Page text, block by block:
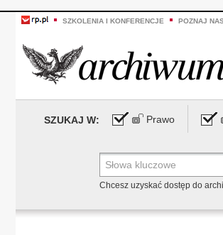
SZKOLENIA I KONFERENCJE POZNAJ
SZUKAJ W: Prawo
Chcesz uzyskać dostęp do